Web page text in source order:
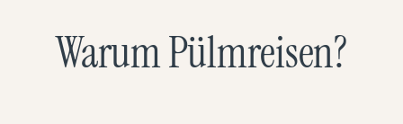
Warum Pülmreisen?